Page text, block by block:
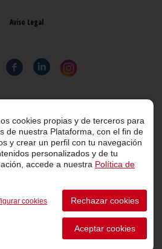
Aviso Legal
los derechos reservados.
porACTIUM Digital
Portal de transparencia
de comunicación de informantes
Perfil del Contratante
cookies propias y de terceros para
de nuestra Plataforma, con el fin de
y crear un perfil con tu navegación
personalizados y de tu
accede a nuestra Política de
cookies Rechazar cookies
Aceptar cookies